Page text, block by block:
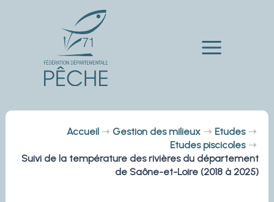
Main
Accueil Gestion des milieux
Etudes
Etudes piscicoles
Suivi de la température des rivières du département
de Saône-et-Loire (2018 à 2025)